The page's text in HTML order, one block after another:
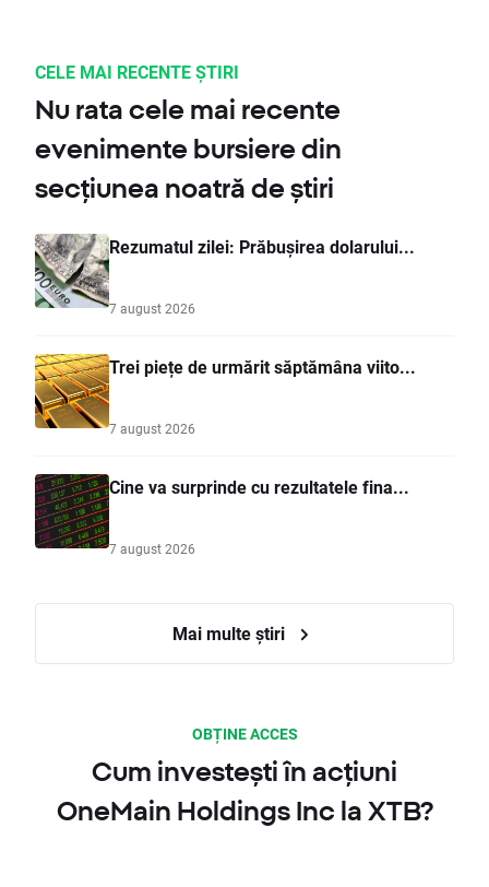
CELE MAI RECENTE ȘTIRI
Nu rata cele mai recente
evenimente bursiere din
secțiunea noatră de știri
Rezumatul zilei: Prăbușirea dolarului...
7 august 2026
Trei piețe de urmărit săptămâna viito...
7 august 2026
Cine va surprinde cu rezultatele fina...
7 august 2026
Mai multe știri
OBȚINE ACCES
Cum investești în acțiuni
OneMain Holdings Inc la XTB?